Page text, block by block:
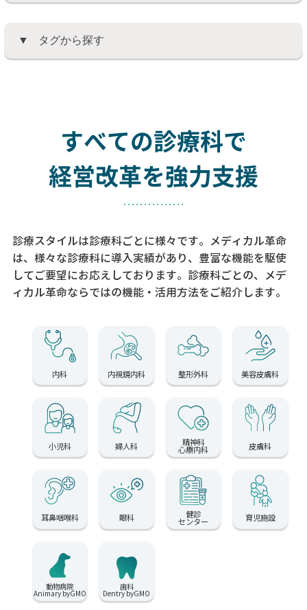
タグから探す
すべての診療科で
経営改革を強力支援
診療スタイルは診療科ごとに様々です。メディカル革命
は、様々な診療科に導入実績があり、 豊富な機能を駆使
してご要望にお応えしております。 診療科ごとの、メデ
ィカル革命ならではの機能・活用方法をご紹介します。
内科 内視鏡内科 整形外科 美容皮膚科
小児科 婦人科 精神科
心療内科 皮膚科
耳鼻咽喉科 眼科 健診
センター 育児施設
動物病院
Animary byGMO
歯科
Dentry byGMO